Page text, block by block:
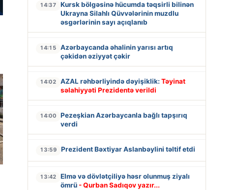
14:37
Kursk bölgəsinə hücumda təqsirli bilinən
Ukrayna Silahlı Qüvvələrinin muzdlu
əsgərlərinin sayı açıqlanıb
14:15
Azərbaycanda əhalinin yarısı artıq
çəkidən əziyyət çəkir
14:02 AZAL rəhbərliyində dəyişiklik: Təyinat
səlahiyyəti Prezidentə verildi
14:00
Pezeşkian Azərbaycanla bağlı tapşırıq
verdi
13:59 Prezident Bəxtiyar Aslanbəylini təltif etdi
13:42
Elmə və dövlətçiliyə həsr olunmuş ziyalı
ömrü - Qurban Sadıqov yazır...